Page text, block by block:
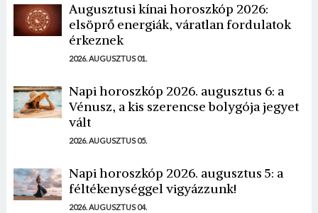
Augusztusi kínai horoszkóp 2026:
elsöprő energiák, váratlan fordulatok
érkeznek
2026. AUGUSZTUS 01.
Napi horoszkóp 2026. augusztus 6: a
Vénusz, a kis szerencse bolygója jegyet
vált
2026. AUGUSZTUS 05.
Napi horoszkóp 2026. augusztus 5: a
féltékenységgel vigyázzunk!
2026. AUGUSZTUS 04.